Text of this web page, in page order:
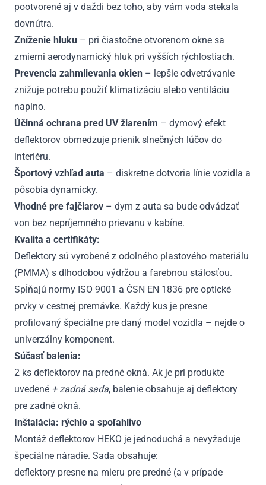
pootvorené aj v daždi bez toho, aby vám voda stekala
dovnútra.
Zníženie hluku – pri čiastočne otvorenom okne sa
zmierni aerodynamický hluk pri vyšších rýchlostiach.
Prevencia zahmlievania okien – lepšie odvetrávanie
znižuje potrebu použiť klimatizáciu alebo ventiláciu
naplno.
Účinná ochrana pred UV žiarením – dymový efekt
deflektorov obmedzuje prienik slnečných lúčov do
interiéru.
Športový vzhľad auta – diskretne dotvoria línie vozidla a
pôsobia dynamicky.
Vhodné pre fajčiarov – dym z auta sa bude odvádzať
von bez nepríjemného prievanu v kabíne.
Kvalita a certifikáty:
Deflektory sú vyrobené z odolného plastového materiálu
(PMMA) s dlhodobou výdržou a farebnou stálosťou.
Spĺňajú normy ISO 9001 a ČSN EN 1836 pre optické
prvky v cestnej premávke. Každý kus je presne
profilovaný špeciálne pre daný model vozidla – nejde o
univerzálny komponent.
Súčasť balenia:
2 ks deflektorov na predné okná. Ak je pri produkte
uvedené + zadná sada, balenie obsahuje aj deflektory
pre zadné okná.
Inštalácia: rýchlo a spoľahlivo
Montáž deflektorov HEKO je jednoduchá a nevyžaduje
špeciálne náradie. Sada obsahuje:
deflektory presne na mieru pre predné (a v prípade